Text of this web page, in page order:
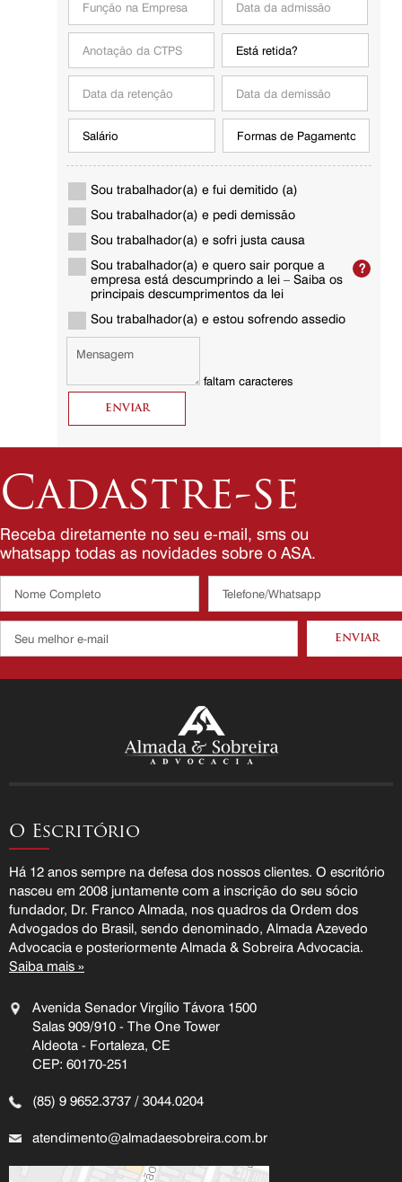
Sou trabalhador(a) e fui demitido (a)
Sou trabalhador(a) e pedi demissão
Sou trabalhador(a) e sofri justa causa
Sou trabalhador(a) e quero sair porque a
empresa está descumprindo a lei – Saiba os
principais descumprimentos da lei
Sou trabalhador(a) e estou sofrendo assedio
faltam caracteres
Cadastre-se
Receba diretamente no seu e-mail, sms ou
whatsapp todas as novidades sobre o ASA.
O Escritório
Há 12 anos sempre na defesa dos nossos clientes. O escritório
nasceu em 2008 juntamente com a inscrição do seu sócio
fundador, Dr. Franco Almada, nos quadros da Ordem dos
Advogados do Brasil, sendo denominado, Almada Azevedo
Advocacia e posteriormente Almada & Sobreira Advocacia.
Saiba mais »
Avenida Senador Virgílio Távora 1500
Salas 909/910 - The One Tower
Aldeota - Fortaleza, CE
CEP: 60170-251
(85) 9 9652.3737 / 3044.0204
atendimento@almadaesobreira.com.br